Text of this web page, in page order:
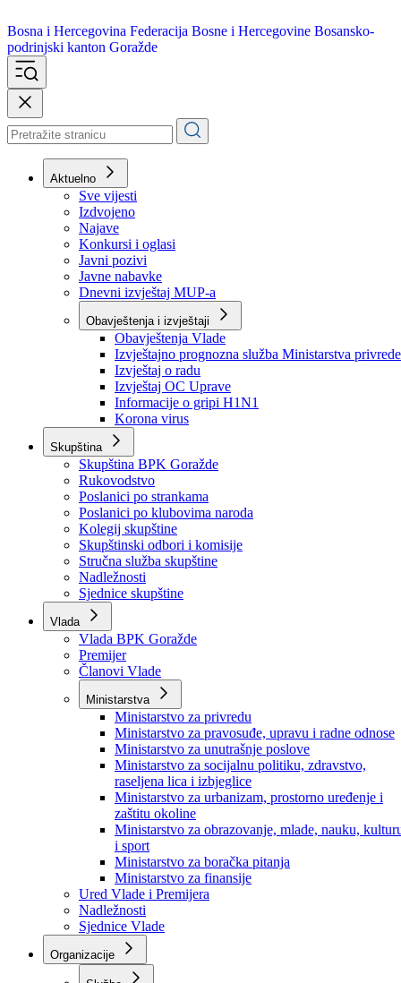
Bosna i Hercegovina
podrinjski kanton Goražde
Aktuelno
Sve vijesti
Izdvojeno
Najave
Konkursi i oglasi
Javni pozivi
Javne nabavke
Dnevni izvještaj MUP-a
Obavještenja i izvještaji
Obavještenja Vlade
Izvještajno prognozna služba Ministarstva privrede
Izvještaj o radu
Izvještaj OC Uprave
Informacije o gripi H1N1
Korona virus
Skupština
Skupština BPK Goražde
Rukovodstvo
Poslanici po strankama
Poslanici po klubovima naroda
Kolegij skupštine
Skupštinski odbori i komisije
Stručna služba skupštine
Nadležnosti
Sjednice skupštine
Vlada
Vlada BPK Goražde
Premijer
Članovi Vlade
Ministarstva
Ministarstvo za privredu
Ministarstvo za pravosuđe, upravu i radne odnose
Ministarstvo za unutrašnje poslove
Ministarstvo za socijalnu politiku, zdravstvo,
raseljena lica i izbjeglice
Ministarstvo za urbanizam, prostorno uređenje i
zaštitu okoline
Ministarstvo za obrazovanje, mlade, nauku,
i sport
Ministarstvo za boračka pitanja
Ministarstvo za finansije
Ured Vlade i Premijera
Nadležnosti
Sjednice Vlade